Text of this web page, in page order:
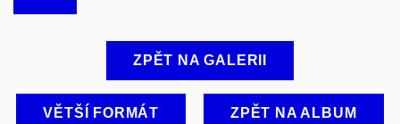
ZPĚT NA GALERII
VĚTŠÍ FORMÁT ZPĚT NA ALBUM